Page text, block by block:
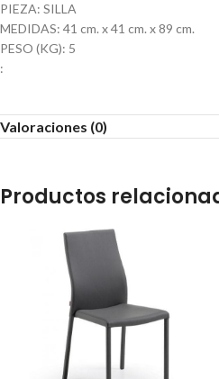
PIEZA: SILLA
MEDIDAS: 41 cm. x 41 cm. x 89 cm.
PESO (KG): 5
:
Valoraciones (0)
Productos